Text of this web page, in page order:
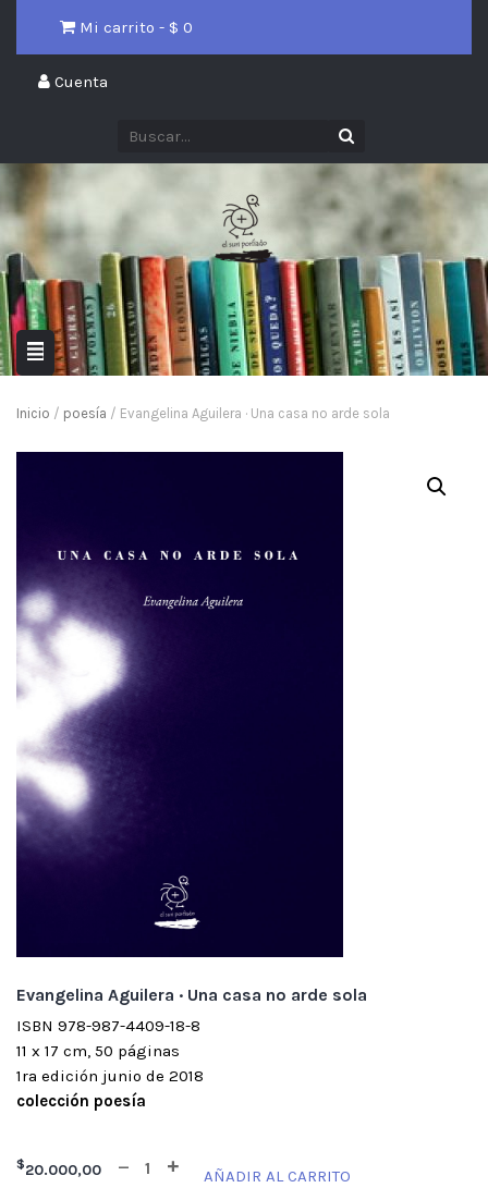
Mi carrito - $ 0
Cuenta
Inicio / poesía / Evangelina Aguilera · Una casa no arde sola
Evangelina Aguilera · Una casa no arde sola
ISBN 978-987-4409-18-8
11 x 17 cm, 50 páginas
1ra edición junio de 2018
colección poesía
$20.000,00 AÑADIR AL CARRITO